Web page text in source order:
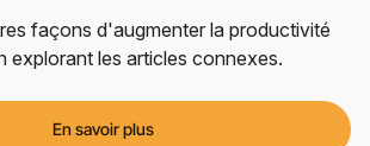
façons d'augmenter la productivité
explorant les articles connexes.
En savoir plus